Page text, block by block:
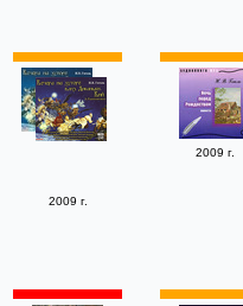
2009 г.
2009 г.